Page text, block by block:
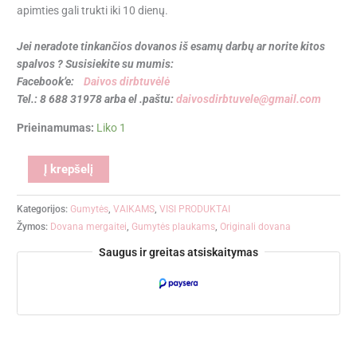
apimties gali trukti iki 10 dienų.
Jei neradote tinkančios dovanos iš esamų darbų ar norite kitos
spalvos ? Susisiekite su mumis:
Facebook’e:Daivos dirbtuvėlė
Tel.: 8 688 31978 arba el .paštu:daivosdirbtuvele@gmail.com
Prieinamumas: Liko 1
Į krepšelį
Kategorijos: Gumytės,VAIKAMS,VISI PRODUKTAI
Žymos: Dovana mergaitei, Gumytės plaukams, Originali dovana
Saugus ir greitas atsiskaitymas